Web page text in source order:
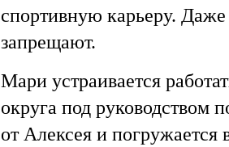
спортивную карьеру.
запрещают.
Мари устраивается
округа под руководством
от Алексея и